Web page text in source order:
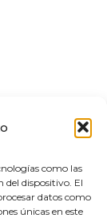
como las
del dispositivo. El
datos como
únicas en este